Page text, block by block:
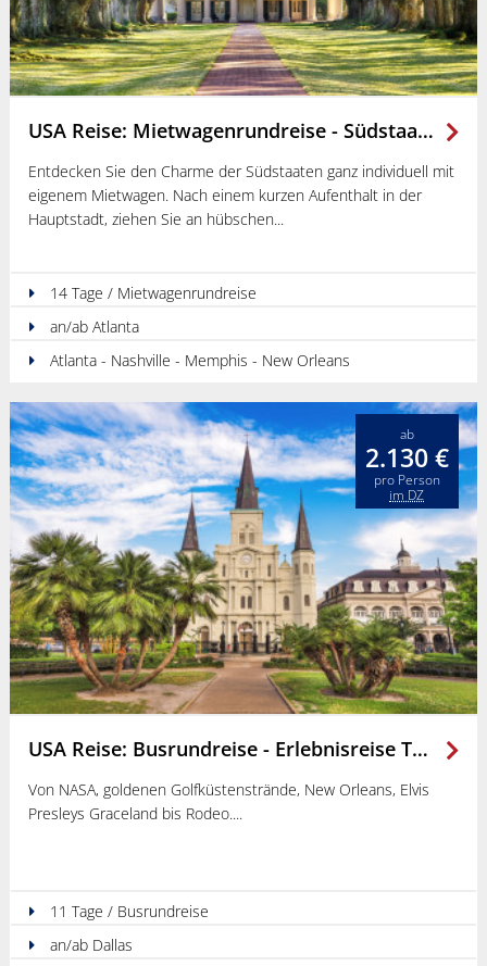
USA Reise: Mietwagenrundreise - Südstaaten Entdeckertour
Entdecken Sie den Charme der Südstaaten ganz individuell mit
eigenem Mietwagen. Nach einem kurzen Aufenthalt in der
Hauptstadt, ziehen Sie an hübschen
14 Tage / Mietwagenrundreise
an/ab Atlanta
Atlanta - Nashville - Memphis - New Orleans
USA Reise: Busrundreise - Erlebnisreise Texas & Südstaaten
Von NASA, goldenen Golfküstenstrände, New Orleans, Elvis
Presleys Graceland bis Rodeo.
11 Tage / Busrundreise
an/ab Dallas
ab
2.130 €
pro Person
im DZ